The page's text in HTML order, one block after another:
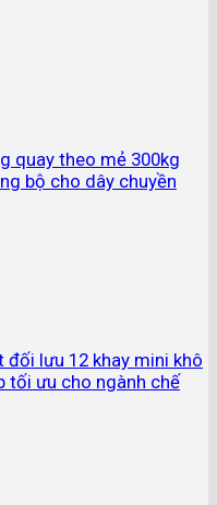
quay theo mẻ 300kg
bộ cho dây chuyền
đối lưu 12 khay mini khô
tối ưu cho ngành chế